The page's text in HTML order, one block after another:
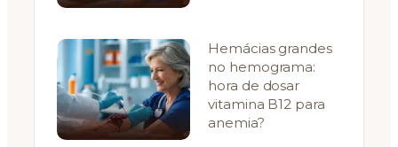
Hemácias grandes
no hemograma:
hora de dosar
vitamina B12 para
anemia?